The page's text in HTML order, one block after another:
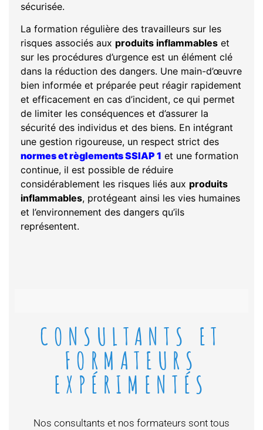
sécurisée.
La formation régulière des travailleurs sur les
risques associés aux produits inflammables et
sur les procédures d’urgence est un élément clé
dans la réduction des dangers. Une main-d’œuvre
bien informée et préparée peut réagir rapidement
et efficacement en cas d’incident, ce qui permet
de limiter les conséquences et d’assurer la
sécurité des individus et des biens. En intégrant
une gestion rigoureuse, un respect strict des
normes et règlements SSIAP 1 et une formation
continue, il est possible de réduire
considérablement les risques liés aux produits
inflammables, protégeant ainsi les vies humaines
et l’environnement des dangers qu’ils
représentent.
CONSULTANTS ET
FORMATEURS
EXPÉRIMENTÉS
Nos consultants et nos formateurs sont tous